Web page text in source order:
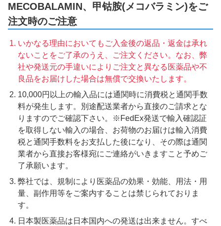
MECOBALAMIN、甲钴胺(メコバラミン)をご
注文時のご注意
いかなる理由においてもご入金後の返品・返金は承れ
ないことをご了承のうえ、ご注文ください。なお、弊
社や発送元の手違いによりご注文と異なる医薬品や不
良品をお届けした場合は無償で交換いたします。
10,000円以上の輸入品には通関時に消費税と通関手数
料が発生します。別途配送業者から直接のご請求とな
りますのでご確認下さい。※FedEx発送で輸入確認証
を取得しない輸入の場合、お荷物のお届けは輸入消費
税と通関手数料をお支払した後になり、その際は通関
業者から直接お客様宛にご連絡がいきますこと予めご
了承願います。
弊社では、規制により医薬品の効果・効能、用法・用
量、副作用等をご案内することは禁じられておりま
す。
日本製医薬品は日本国内への発送は出来ません。すべ